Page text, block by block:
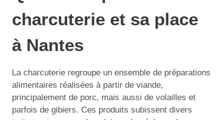
charcuterie et sa place
à Nantes
La charcuterie regroupe un ensemble de préparations
alimentaires réalisées à partir de viande,
principalement de porc, mais aussi de volailles et
parfois de gibiers. Ces produits subissent divers